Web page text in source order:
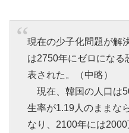
現在の少子化問題が解
は2750年にゼロになる
表された。（中略）
現在、韓国の人口は
生率が1.19人のままな
なり、2100年には